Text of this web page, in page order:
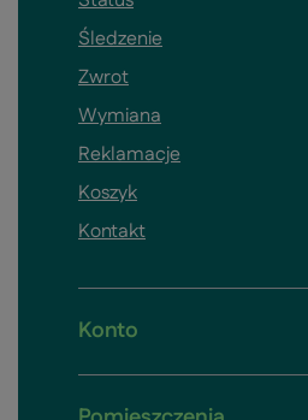
Śledzenie
Zwrot
Wymiana
Reklamacje
Koszyk
Kontakt
Konto